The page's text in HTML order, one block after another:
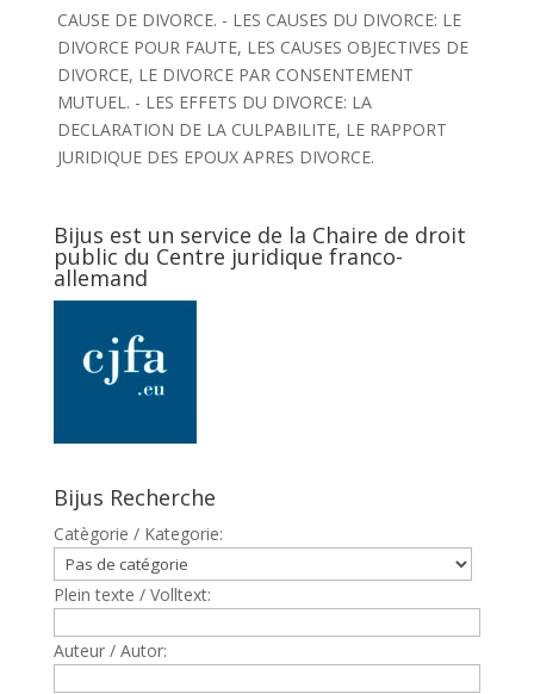
CAUSE DE DIVORCE. - LES CAUSES DU DIVORCE: LE
DIVORCE POUR FAUTE, LES CAUSES OBJECTIVES DE
DIVORCE, LE DIVORCE PAR CONSENTEMENT
MUTUEL. - LES EFFETS DU DIVORCE: LA
DECLARATION DE LA CULPABILITE, LE RAPPORT
JURIDIQUE DES EPOUX APRES DIVORCE.
Bijus est un service de la Chaire de droit
public du Centre juridique franco-
allemand
Bijus Recherche
Catègorie / Kategorie:
Plein texte / Volltext:
Auteur / Autor: